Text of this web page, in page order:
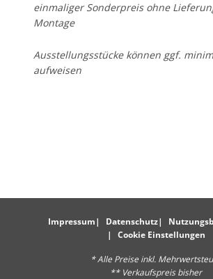
einmaliger Sonderpreis ohne
Montage
Ausstellungsstücke können ggf.
aufweisen
Impressum Datenschutz
Cookie Einstellungen
* Alle Preise inkl.
** Verkaufspreis bisher